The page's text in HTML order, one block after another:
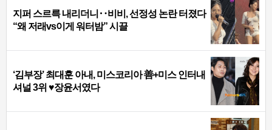
지퍼 스르륵 내리더니‥비비, 선정성 논란 터졌다
“왜 저래vs이게 워터밤” 시끌
‘김부장’ 최대훈 아내, 미스코리아 善+미스 인터내
셔널 3위 ♥장윤서였다